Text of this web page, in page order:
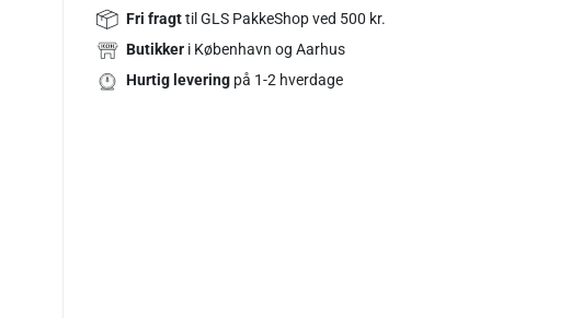
Fri fragttil GLS PakkeShop ved 500 kr.
Butikker i København og Aarhus
Hurtig levering på 1-2 hverdage